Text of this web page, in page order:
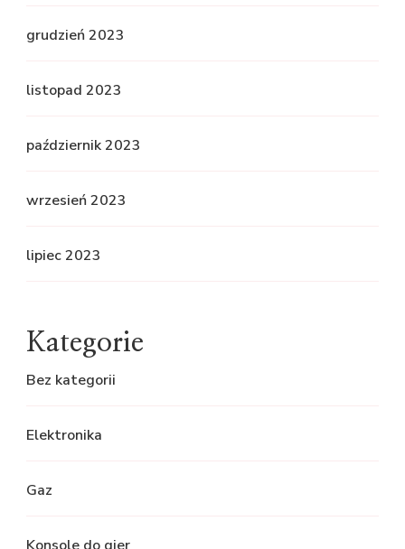
grudzień 2023
listopad 2023
październik 2023
wrzesień 2023
lipiec 2023
Kategorie
Bez kategorii
Elektronika
Gaz